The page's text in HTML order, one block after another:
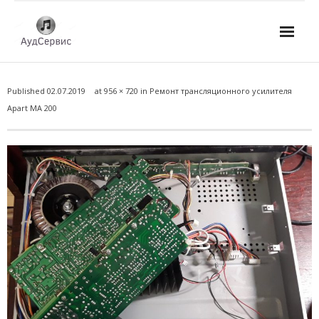
- Ремонт автомагнитол
- Ремонт микшерных пультов и консолей
- Ремонт активной акустики
- Ремонт домашних кинотеатров
- Ремонт музыкальных центров
- Ремонт аудио для клубов, ресторанов, школ
- Изготовление усилителей
Published 02.07.2019 at 956 × 720 in Ремонт трансляционного усилителя
Apart MA 200